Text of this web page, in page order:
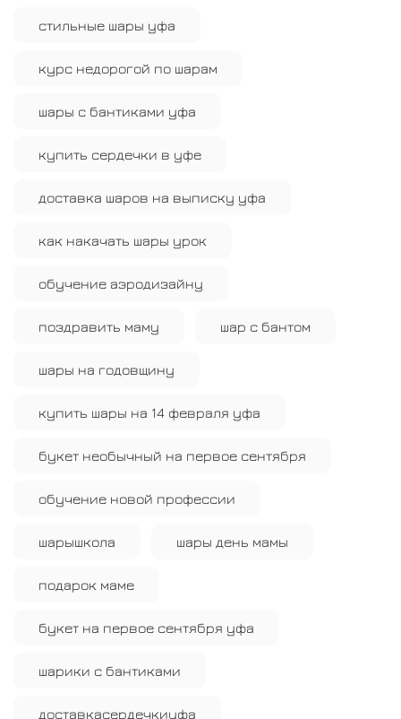
стильные шары уфа
курс недорогой по шарам
шары с бантиками уфа
купить сердечки в уфе
доставка шаров на выписку уфа
как накачать шары урок
обучение аэродизайну
поздравить маму шар с бантом
шары на годовщину
купить шары на 14 февраля уфа
букет необычный на первое сентября
обучение новой профессии
шарышкола шары день мамы
подарок маме
букет на первое сентября уфа
шарики с бантиками
доставкасердечкиуфа